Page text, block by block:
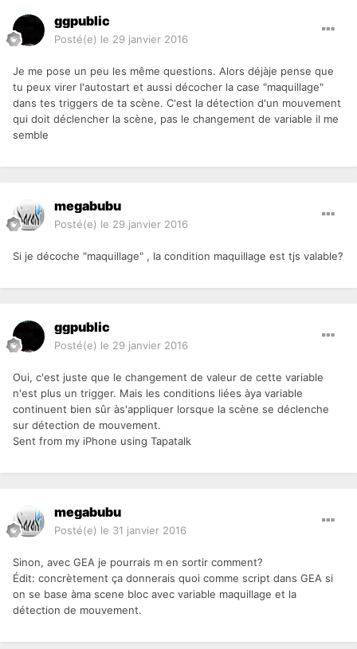
ggpublic
Posté(e) le 29 janvier 2016
Je me pose un peu les même questions. Alors déjàje pense que
tu peux virer l'autostart et aussi décocher la case "maquillage"
dans tes triggers de ta scène. C'est la détection d'un mouvement
qui doit déclencher la scène, pas le changement de variable il me
semble
megabubu
Posté(e) le 29 janvier 2016
Si je décoche "maquillage" , la condition maquillage est tjs valable?
ggpublic
Posté(e) le 29 janvier 2016
Oui, c'est juste que le changement de valeur de cette variable
n'est plus un trigger. Mais les conditions liées àya variable
continuent bien sûr às'appliquer lorsque la scène se déclenche
sur détection de mouvement.
Sent from my iPhone using Tapatalk
megabubu
Posté(e) le 31 janvier 2016
Sinon, avec GEA je pourrais m en sortir comment?
Édit: concrètement ça donnerais quoi comme script dans GEA si
on se base àma scene bloc avec variable maquillage et la
détection de mouvement.